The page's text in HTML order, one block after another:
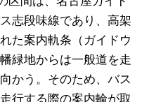
志段味線であり、高架
た案内軌条（ガイドウ
緑地からは一般道を走
かう。そのため、バス
行する際の案内輪が取